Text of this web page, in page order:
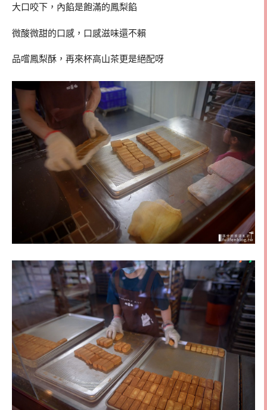
大口咬下，內餡是飽滿的鳳梨餡
微酸微甜的口感，口感滋味還不賴
品嚐鳳梨酥，再來杯高山茶更是絕配呀